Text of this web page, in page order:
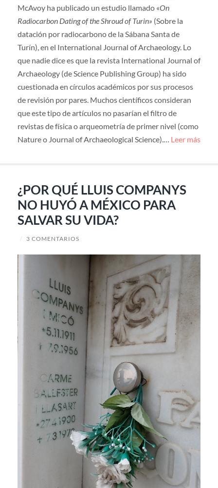
McAvoy ha publicado un estudio llamado «On
Radiocarbon Dating of the Shroud of Turin» (Sobre la
datación por radiocarbono de la Sábana Santa de
Turín), en el International Journal of Archaeology. Lo
que nadie dice es que la revista International Journal of
Archaeology (de Science Publishing Group) ha sido
cuestionada en círculos académicos por sus procesos
de revisión por pares. Muchos científicos consideran
que este tipo de artículos no pasarían el filtro de
revistas de física o arqueometría de primer nivel (como
Nature o Journal of Archaeological Science).… Leer más
¿POR QUÉ LLUIS COMPANYS
NO HUYÓ A MÉXICO PARA
SALVAR SU VIDA?
/ 3 COMENTARIOS